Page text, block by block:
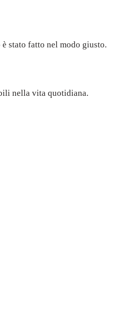
stato fatto nel modo giusto.
nella vita quotidiana.